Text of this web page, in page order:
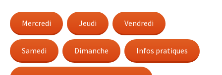
Mercredi Jeudi Vendredi
Samedi Dimanche Infos pratiques